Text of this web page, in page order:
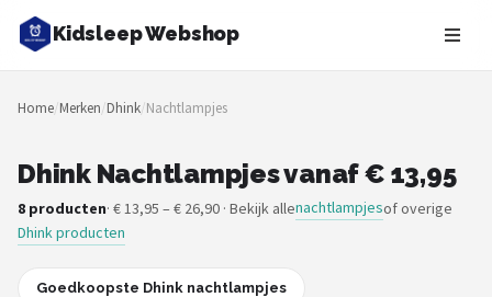
Kidsleep Webshop
Zoeken
NAVIGATIE
Merken
Blog
Home/Merken/Dhink/Nachtlampjes
Dhink Nachtlampjes vanaf € 13,95
8 producten· € 13,95 – € 26,90 · Bekijk allenachtlampjesof overige
Dhink producten
Goedkoopste Dhink nachtlampjes